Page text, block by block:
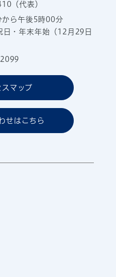
（代表）
から午後5時00分
日・年末年始（12月29日
スマップ
せはこちら